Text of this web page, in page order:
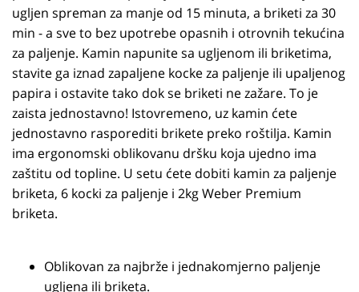
ugljen spreman za manje od 15 minuta, a briketi za 30
min - a sve to bez upotrebe opasnih i otrovnih tekućina
za paljenje. Kamin napunite sa ugljenom ili briketima,
stavite ga iznad zapaljene kocke za paljenje ili upaljenog
papira i ostavite tako dok se briketi ne zažare. To je
zaista jednostavno! Istovremeno, uz kamin ćete
jednostavno rasporediti brikete preko roštilja. Kamin
ima ergonomski oblikovanu dršku koja ujedno ima
zaštitu od topline. U setu ćete dobiti kamin za paljenje
briketa, 6 kocki za paljenje i 2kg Weber Premium
briketa.
Oblikovan za najbrže i jednakomjerno paljenje
ugljena ili briketa.